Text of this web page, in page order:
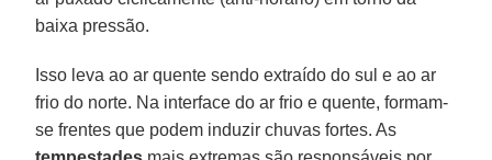
baixa pressão.
Isso leva ao ar quente sendo extraído do sul e ao ar
frio do norte. Na interface do ar frio e quente, formam-
se frentes que podem induzir chuvas fortes. As